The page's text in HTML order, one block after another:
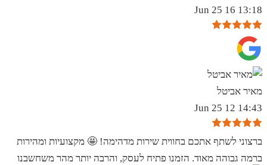
13:18 16 Jun 25
מאיר אביטל
14:43 12 Jun 25
ברצוני לשתף אתכם בחווית שירות מדהימה! 🤩 מקצועיות ומהירות
ברמה גבוהה מאוד. הזמנו פתיח לעסק, והרבה יותר מהר משחשבנו